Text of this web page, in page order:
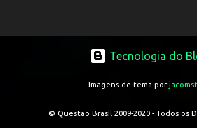
em tese, pois na prática é sempre uma
Tecnologia do
Imagens de tema por
© Questão Brasil 2009-2020 - Todos os